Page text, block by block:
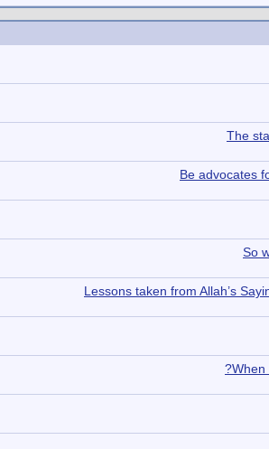
The
Be advocates
So
Lessons taken from Allah’s
When